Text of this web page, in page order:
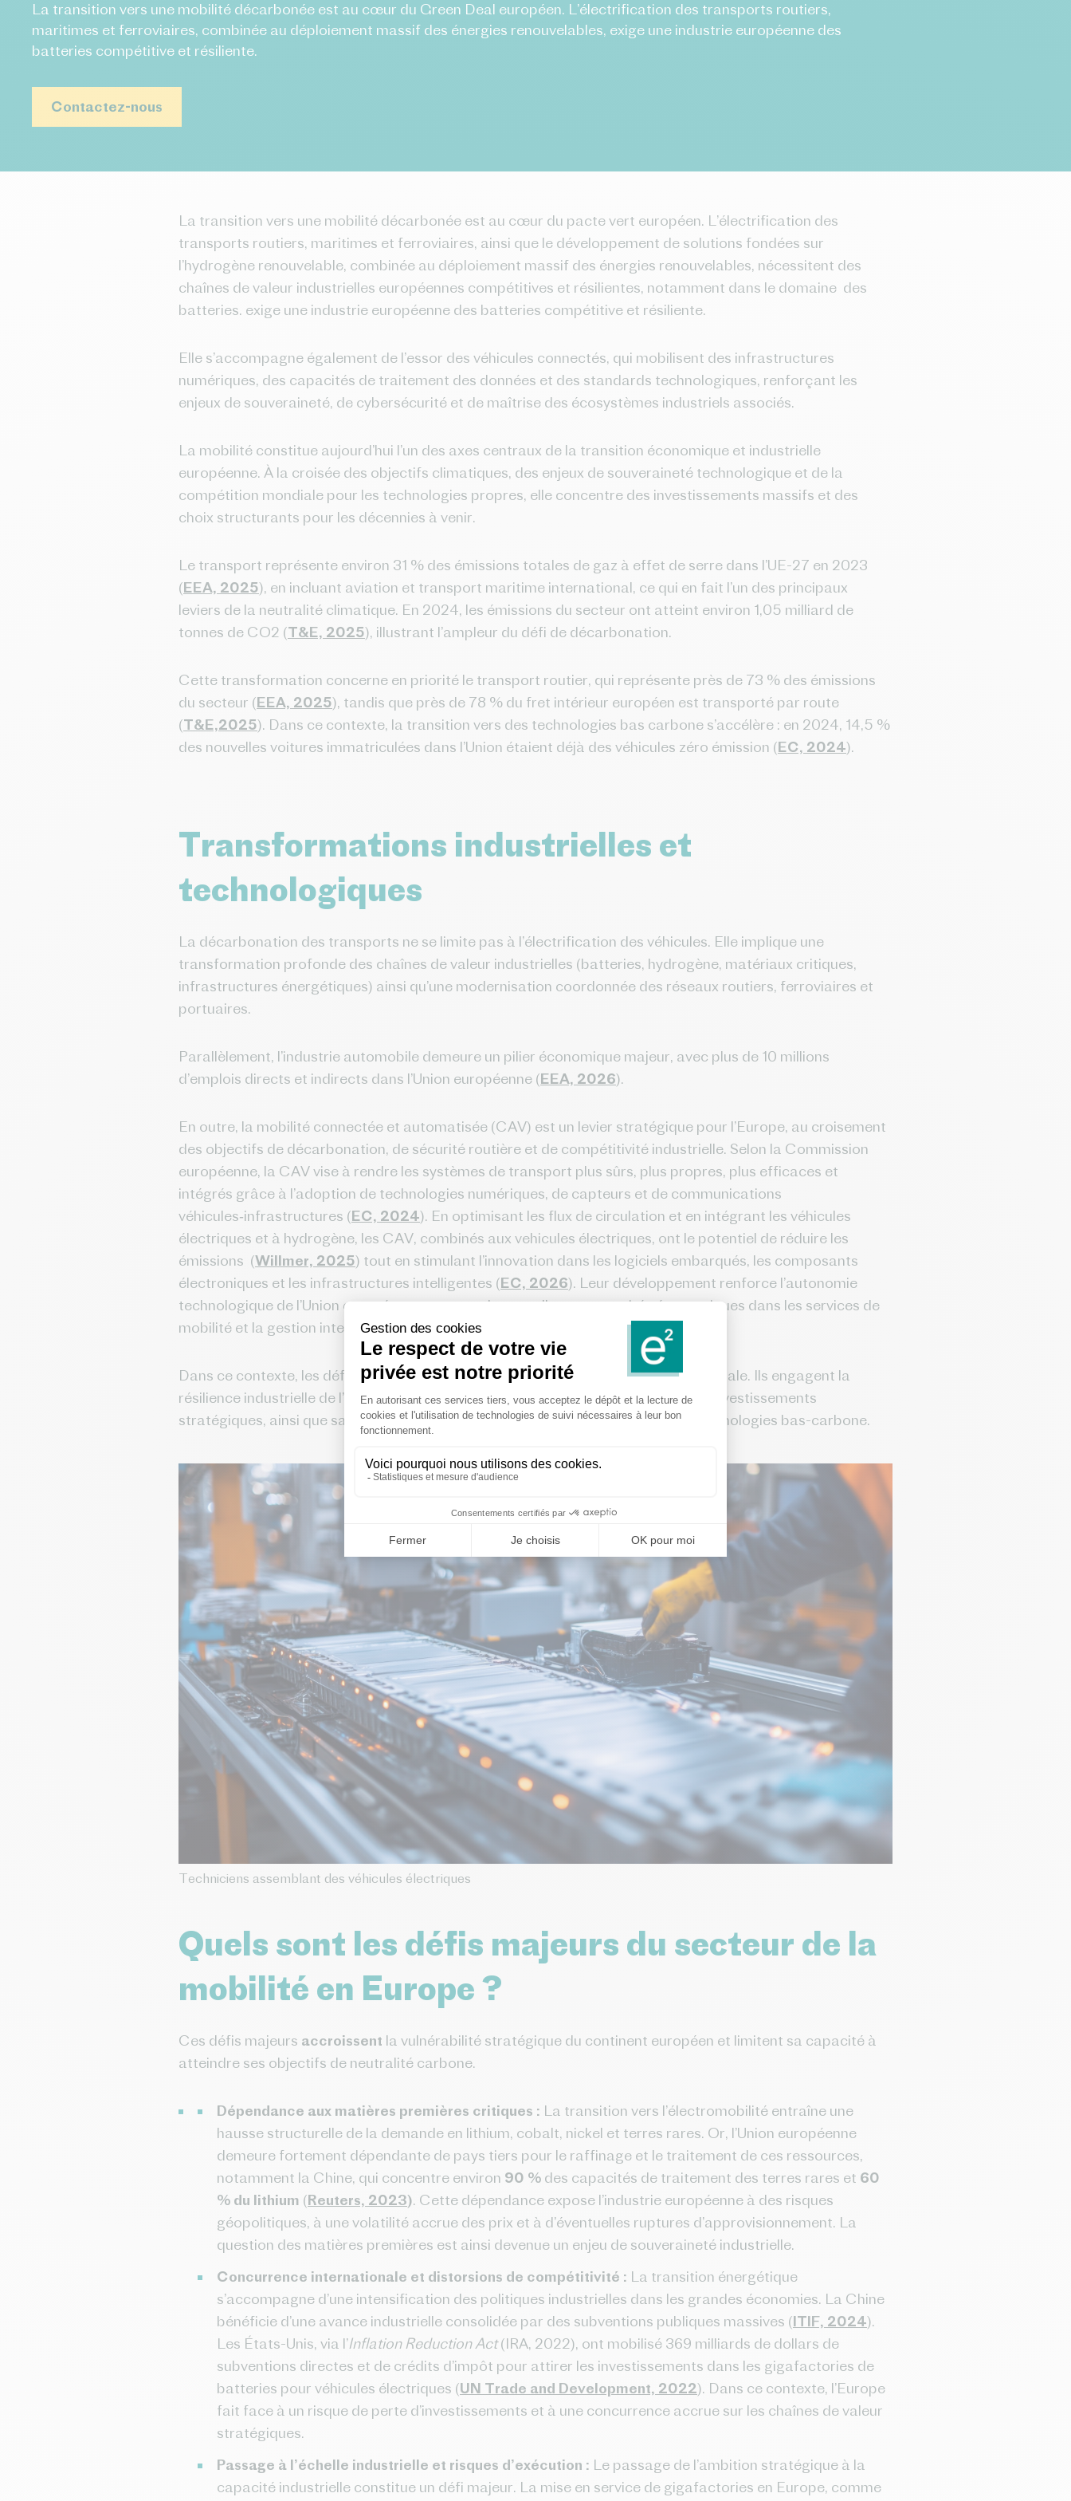
La transition vers une mobilité décarbonée est au cœur du Green Deal européen. L’électrification des transports routiers,
maritimes et ferroviaires, combinée au déploiement massif des énergies renouvelables, exige une industrie européenne des
batteries compétitive et résiliente.
Contactez-nous
La transition vers une mobilité décarbonée est au cœur du pacte vert européen. L’électrification des
transports routiers, maritimes et ferroviaires, ainsi que le développement de solutions fondées sur
l’hydrogène renouvelable, combinée au déploiement massif des énergies renouvelables, nécessitent des
chaînes de valeur industrielles européennes compétitives et résilientes, notamment dans le domaine des
batteries. exige une industrie européenne des batteries compétitive et résiliente.
Elle s’accompagne également de l’essor des véhicules connectés, qui mobilisent des infrastructures
numériques, des capacités de traitement des données et des standards technologiques, renforçant les
enjeux de souveraineté, de cybersécurité et de maîtrise des écosystèmes industriels associés.
La mobilité constitue aujourd’hui l’un des axes centraux de la transition économique et industrielle
européenne. À la croisée des objectifs climatiques, des enjeux de souveraineté technologique et de la
compétition mondiale pour les technologies propres, elle concentre des investissements massifs et des
choix structurants pour les décennies à venir.
Le transport représente environ 31 % des émissions totales de gaz à effet de serre dans l’UE-27 en 2023
(EEA, 2025), en incluant aviation et transport maritime international, ce qui en fait l’un des principaux
leviers de la neutralité climatique. En 2024, les émissions du secteur ont atteint environ 1,05 milliard de
tonnes de CO2 (T&E, 2025), illustrant l’ampleur du défi de décarbonation.
Cette transformation concerne en priorité le transport routier, qui représente près de 73 % des émissions
du secteur (EEA, 2025), tandis que près de 78 % du fret intérieur européen est transporté par route
(T&E,2025). Dans ce contexte, la transition vers des technologies bas carbone s’accélère : en 2024, 14,5 %
des nouvelles voitures immatriculées dans l’Union étaient déjà des véhicules zéro émission (EC, 2024).
Transformations industrielles et
technologiques
La décarbonation des transports ne se limite pas à l’électrification des véhicules. Elle implique une
transformation profonde des chaînes de valeur industrielles (batteries, hydrogène, matériaux critiques,
infrastructures énergétiques) ainsi qu’une modernisation coordonnée des réseaux routiers, ferroviaires et
portuaires.
Parallèlement, l’industrie automobile demeure un pilier économique majeur, avec plus de 10 millions
d’emplois directs et indirects dans l’Union européenne (EEA, 2026).
En outre, la mobilité connectée et automatisée (CAV) est un levier stratégique pour l’Europe, au croisement
des objectifs de décarbonation, de sécurité routière et de compétitivité industrielle. Selon la Commission
européenne, la CAV vise à rendre les systèmes de transport plus sûrs, plus propres, plus efficaces et
intégrés grâce à l’adoption de technologies numériques, de capteurs et de communications
véhicules‑infrastructures (EC, 2024). En optimisant les flux de circulation et en intégrant les véhicules
électriques et à hydrogène, les CAV, combinés aux vehicules électriques, ont le potentiel de réduire les
émissions (Willmer, 2025) tout en stimulant l’innovation dans les logiciels embarqués, les composants
électroniques et les infrastructures intelligentes (EC, 2026). Leur développement renforce l’autonomie
technologique de l’Union européenne et ouvre de nouvelles opportunités économiques dans les services de
mobilité et la gestion intelligente des réseaux.
Dans ce contexte, les défis du secteur dépassent la seule dimension environnementale. Ils engagent la
résilience industrielle de l’Union européenne, sa capacité à attirer et sécuriser les investissements
stratégiques, ainsi que sa position dans la compétition internationale pour les technologies bas-carbone.
Techniciens assemblant des véhicules électriques
Quels sont les défis majeurs du secteur de la
mobilité en Europe ?
Ces défis majeurs accroissent la vulnérabilité stratégique du continent européen et limitent sa capacité à
atteindre ses objectifs de neutralité carbone.
Dépendance aux matières premières critiques : La transition vers l’électromobilité entraîne une
hausse structurelle de la demande en lithium, cobalt, nickel et terres rares. Or, l’Union européenne
demeure fortement dépendante de pays tiers pour le raffinage et le traitement de ces ressources,
notamment la Chine, qui concentre environ 90 % des capacités de traitement des terres rares et 60
% du lithium (Reuters, 2023). Cette dépendance expose l’industrie européenne à des risques
géopolitiques, à une volatilité accrue des prix et à d’éventuelles ruptures d’approvisionnement. La
question des matières premières est ainsi devenue un enjeu de souveraineté industrielle.
Concurrence internationale et distorsions de compétitivité : La transition énergétique
s’accompagne d’une intensification des politiques industrielles dans les grandes économies. La Chine
bénéficie d’une avance industrielle consolidée par des subventions publiques massives (ITIF, 2024).
Les États-Unis, via l’Inflation Reduction Act(IRA, 2022), ont mobilisé 369 milliards de dollars de
subventions directes et de crédits d’impôt pour attirer les investissements dans les gigafactories de
batteries pour véhicules électriques (UN Trade and Development, 2022). Dans ce contexte, l’Europe
fait face à un risque de perte d’investissements et à une concurrence accrue sur les chaînes de valeur
stratégiques.
Passage à l’échelle industrielle et risques d’exécution : Le passage de l’ambition stratégique à la
capacité industrielle constitue un défi majeur. La mise en service de gigafactories en Europe, comme